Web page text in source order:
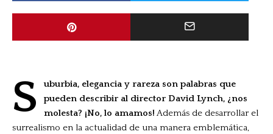
S
uburbia, elegancia y rareza son palabras que
pueden describir al director David Lynch, ¿nos
molesta? ¡No, lo amamos!Además de desarrollar el
surrealismo en la actualidad de una manera emblemática,